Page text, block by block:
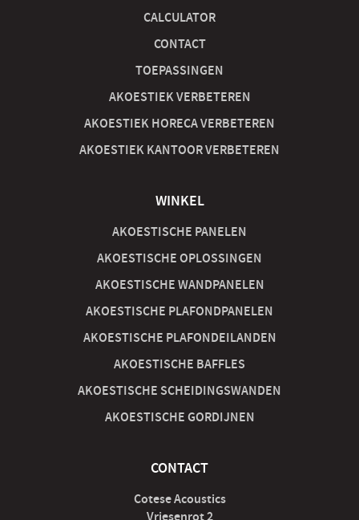
CALCULATOR
CONTACT
TOEPASSINGEN
AKOESTIEK VERBETEREN
AKOESTIEK HORECA VERBETEREN
AKOESTIEK KANTOOR VERBETEREN
WINKEL
AKOESTISCHE PANELEN
AKOESTISCHE OPLOSSINGEN
AKOESTISCHE WANDPANELEN
AKOESTISCHE PLAFONDPANELEN
AKOESTISCHE PLAFONDEILANDEN
AKOESTISCHE BAFFLES
AKOESTISCHE SCHEIDINGSWANDEN
AKOESTISCHE GORDIJNEN
CONTACT
Cotese Acoustics
Vriesenrot 2